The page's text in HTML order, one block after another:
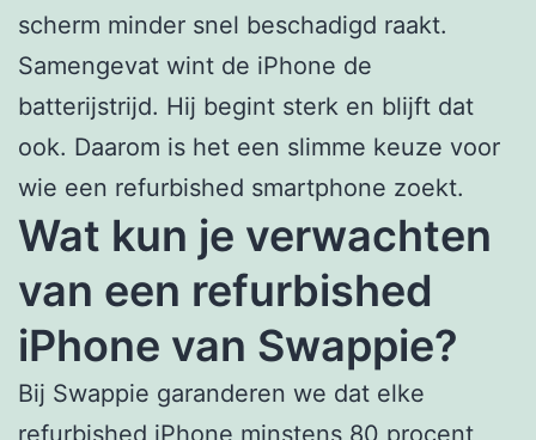
scherm minder snel beschadigd raakt.
Samengevat wint de iPhone de
batterijstrijd. Hij begint sterk en blijft dat
ook. Daarom is het een slimme keuze voor
wie een refurbished smartphone zoekt.
Wat kun je verwachten
van een refurbished
iPhone van Swappie?
Bij Swappie garanderen we dat elke
refurbished iPhone minstens 80 procent